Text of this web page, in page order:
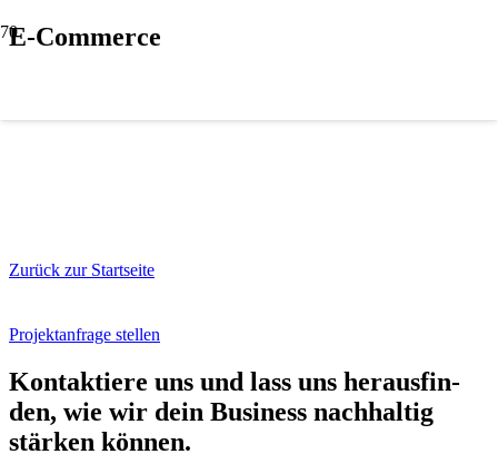
E-Commerce
Zurück zur Startseite
Projektanfrage stellen
Kon­tak­tie­re uns und lass uns her­aus­fin­
den, wie wir dein Busi­ness nach­hal­tig
stär­ken kön­nen.